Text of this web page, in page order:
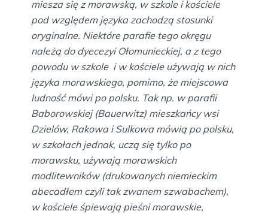
miesza się z morawską, w szkole i kościele
pod względem języka zachodzą stosunki
oryginalne. Niektóre parafie tego okręgu
należą do dyecezyi Ołomunieckiej, a z tego
powodu w szkole i w kościele używają w nich
języka morawskiego, pomimo, że miejscowa
ludność mówi po polsku. Tak np. w parafii
Baborowskiej (Bauerwitz) mieszkańcy wsi
Dzielów, Rakowa i Sulkowa mówią po polsku,
w szkołach jednak, uczą się tylko po
morawsku, używają morawskich
modlitewników (drukowanych niemieckim
abecadłem czyli tak zwanem szwabachem),
w kościele śpiewają pieśni morawskie,